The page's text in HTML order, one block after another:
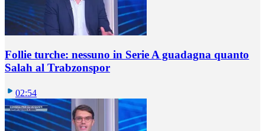
Follie turche: nessuno in Serie A guadagna quanto
Salah al Trabzonspor
02:54